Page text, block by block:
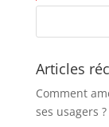
Articles
Comment
ses usagers ?